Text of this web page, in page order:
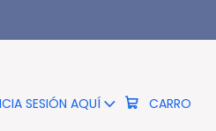
SESIÓN AQUÍ CARRO
Modos De